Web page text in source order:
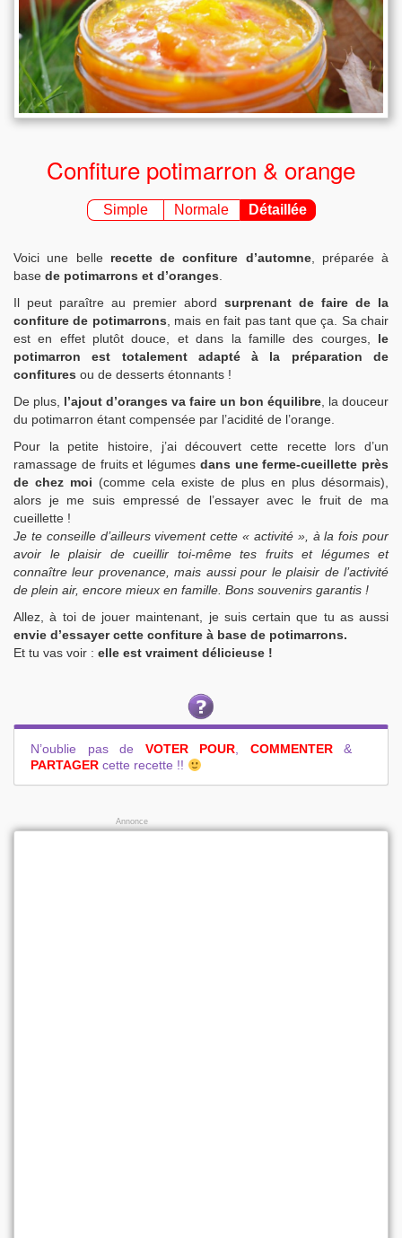
Confiture potimarron & orange
Simple Normale Détaillée
Voici une belle recette de confiture d’automne, préparée à
base de potimarrons et d’oranges.
Il peut paraître au premier abord surprenant de faire de la
confiture de potimarrons, mais en fait pas tant que ça. Sa chair
est en effet plutôt douce, et dans la famille des courges, le
potimarron est totalement adapté à la préparation de
confitures ou de desserts étonnants !
De plus, l’ajout d’oranges va faire un bon équilibre, la douceur
du potimarron étant compensée par l’acidité de l’orange.
Pour la petite histoire, j’ai découvert cette recette lors d’un
ramassage de fruits et légumes dans une ferme-cueillette près
de chez moi (comme cela existe de plus en plus désormais),
alors je me suis empressé de l’essayer avec le fruit de ma
cueillette !
Je te conseille d’ailleurs vivement cette « activité », à la fois pour
avoir le plaisir de cueillir toi-même tes fruits et légumes et
connaître leur provenance, mais aussi pour le plaisir de l’activité
de plein air, encore mieux en famille. Bons souvenirs garantis !
Allez, à toi de jouer maintenant, je suis certain que tu as aussi
envie d’essayer cette confiture à base de potimarrons.
Et tu vas voir : elle est vraiment délicieuse !
N’oublie pas de VOTER POUR, COMMENTER&
PARTAGER cette recette !!